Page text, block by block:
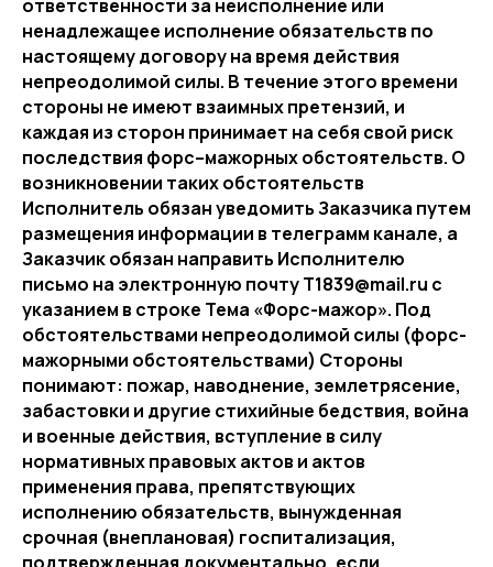
ответственности за неисполнение или
ненадлежащее исполнение обязательств по
настоящему договору на время действия
непреодолимой силы. В течение этого времени
стороны не имеют взаимных претензий, и
каждая из сторон принимает на себя свой риск
последствия форс–мажорных обстоятельств. О
возникновении таких обстоятельств
Исполнитель обязан уведомить Заказчика путем
размещения информации в телеграмм канале, а
Заказчик обязан направить Исполнителю
письмо на электронную почту T1839@mail.ru с
указанием в строке Тема «Форс-мажор». Под
обстоятельствами непреодолимой силы (форс-
мажорными обстоятельствами) Стороны
понимают: пожар, наводнение, землетрясение,
забастовки и другие стихийные бедствия, война
и военные действия, вступление в силу
нормативных правовых актов и актов
применения права, препятствующих
исполнению обязательств, вынужденная
срочная (внеплановая) госпитализация,